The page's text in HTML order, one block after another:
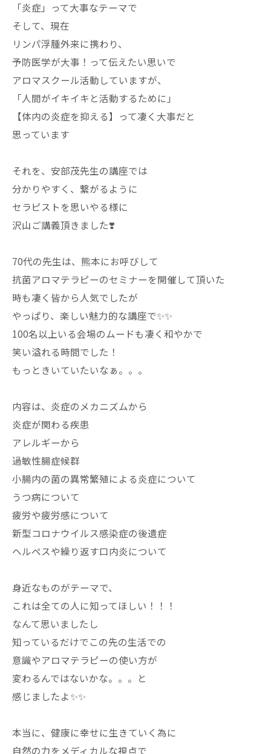
「炎症」って大事なテーマで
そして、現在
リンパ浮腫外来に携わり、
予防医学が大事！って伝えたい思いで
アロマスクール活動していますが、
「人間がイキイキと活動するために」
【体内の炎症を抑える】って凄く大事だと
思っています
それを、安部茂先生の講座では
分かりやすく、繋がるように
セラピストを思いやる様に
沢山ご講義頂きました❣️
70代の先生は、熊本にお呼びして
抗菌アロマテラピーのセミナーを開催して頂いた
時も凄く皆から人気でしたが
やっぱり、楽しい魅力的な講座で✨✨
100名以上いる会場のムードも凄く和やかで
笑い溢れる時間でした！
もっときいていたいなぁ。。。
内容は、炎症のメカニズムから
炎症が関わる疾患
アレルギーから
過敏性腸症候群
小腸内の菌の異常繁殖による炎症について
うつ病について
疲労や疲労感について
新型コロナウイルス感染症の後遺症
ヘルペスや繰り返す口内炎について
身近なものがテーマで、
これは全ての人に知ってほしい！！！
なんて思いましたし
知っているだけでこの先の生活での
意識やアロマテラピーの使い方が
変わるんではないかな。。。と
感じましたよ✨✨
本当に、健康に幸せに生きていく為に
自然の力をメディカルな視点で